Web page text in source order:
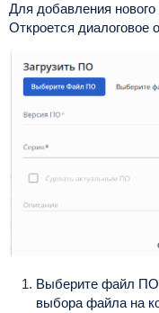
Для добавления
Откроется
Выберите файл ПО
выбора файла на